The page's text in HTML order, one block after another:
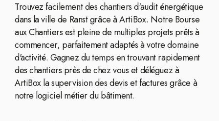
Trouvez facilement des chantiers d'audit énergétique
dans la ville de Ranst grâce à ArtiBox. Notre Bourse
aux Chantiers est pleine de multiples projets prêts à
commencer, parfaitement adaptés à votre domaine
d'activité. Gagnez du temps en trouvant rapidement
des chantiers près de chez vous et déléguez à
ArtiBox la supervision des devis et factures grâce à
notre logiciel métier du bâtiment.